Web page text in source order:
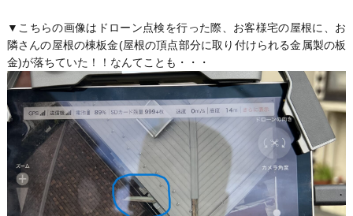
▼こちらの画像はドローン点検を行った際、お客様宅の屋根に、お
隣さんの屋根の棟板金(屋根の頂点部分に取り付けられる金属製の板
金)が落ちていた！！なんてことも・・・